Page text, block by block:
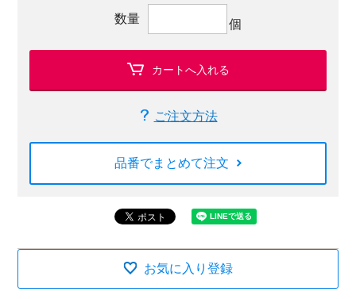
数量 個
カートへ入れる
ご注文方法
品番でまとめて注文
お気に入り登録